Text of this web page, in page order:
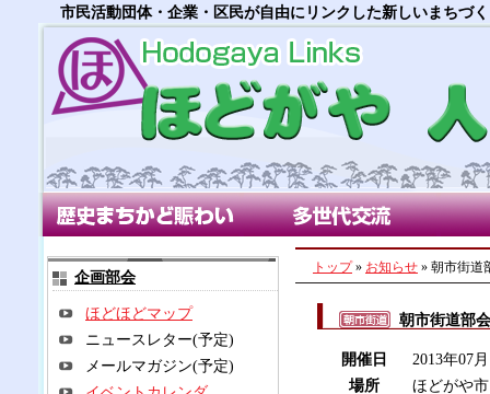
市民活動団体・企業・区民が自由にリンクした新しいまちづ
多世代交流部会 朝市
トップ» お知らせ » 朝市街道
朝市街道部会
開催日
2013年07
場所
ほどがや
企画部会
ほどほどマップ
ニュースレター(予定)
メールマガジン(予定)